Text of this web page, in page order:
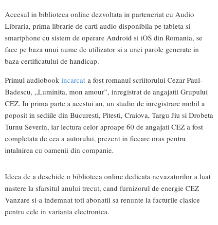
Accesul in biblioteca online dezvoltata in parteneriat cu Audio
Libraria, prima librarie de carti audio disponibila pe tableta si
smartphone cu sistem de operare Android si iOS din Romania, se
face pe baza unui nume de utilizator si a unei parole generate in
baza certificatului de handicap.
Primul audiobook incarcat a fost romanul scriitorului Cezar Paul-
Badescu, „Luminita, mon amour”, inregistrat de angajatii Grupului
CEZ. In prima parte a acestui an, un studio de inregistrare mobil a
poposit in sediile din Bucuresti, Pitesti, Craiova, Targu Jiu si Drobeta
Turnu Severin, iar lectura celor aproape 60 de angajati CEZ a fost
completata de cea a autorului, prezent in fiecare oras pentru
intalnirea cu oamenii din companie.
Ideea de a deschide o biblioteca online dedicata nevazatorilor a luat
nastere la sfarsitul anului trecut, cand furnizorul de energie CEZ
Vanzare si-a indemnat toti abonatii sa renunte la facturile clasice
pentru cele in varianta electronica.